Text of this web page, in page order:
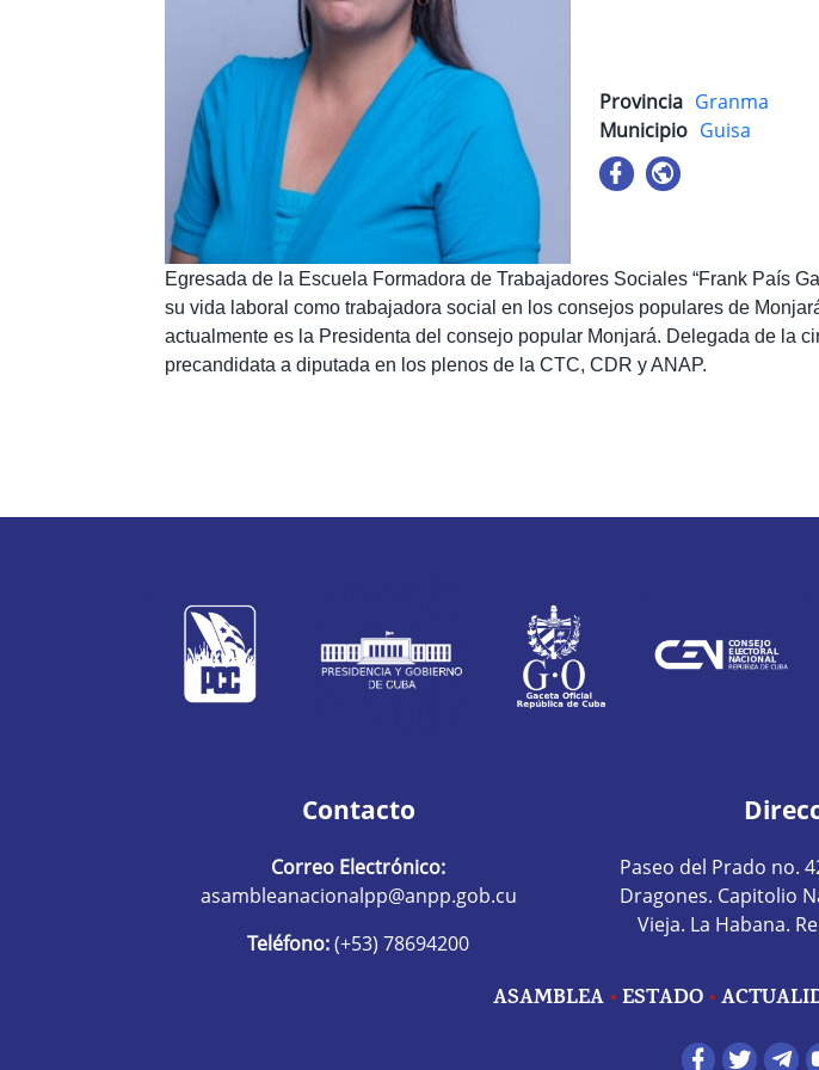
Provincia Granma
Municipio Guisa
Egresada de la Escuela Formadora de Trabajadores Sociales “Frank País
su vida laboral como trabajadora social en los consejos populares de
actualmente es la Presidenta del consejo popular Monjará. Delegada de la
precandidata a diputada en los plenos de la CTC, CDR y ANAP.
Contacto
Correo Electrónico:
asambleanacionalpp@anpp.gob.cu
Teléfono:(+53) 78694200
Paseo del Prado no.
Dragones. Capitolio
Vieja. La Habana.
ASAMBLEA ESTADO
Redes sociales